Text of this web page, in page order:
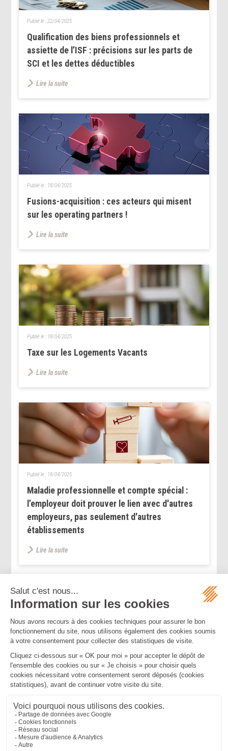
Qualification des biens professionnels et
assiette de l’ISF : précisions sur les parts de
SCI et les dettes déductibles
Publié le : 22/04/2025
Lire la suite
Fusions-acquisition : ces acteurs qui misent
sur les operating partners !
Publié le : 18/04/2025
Lire la suite
Taxe sur les Logements Vacants
Publié le : 18/04/2025
Lire la suite
Maladie professionnelle et compte spécial :
l’employeur doit prouver le lien avec d'autres
employeurs, pas seulement d'autres
établissements
Publié le : 18/04/2025
Lire la suite
<< < ...
>>
Mentions légalesPolitique de confidentialitéPolitique de cookies
Plan du site
MBA ET ASSOCIÉS
235 Rue Helene Boucher, 34170 CASTELNAU LE LEZ
Bureau secondaire à Cannes